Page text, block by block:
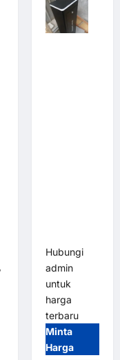
Hubungi
admin
untuk
harga
terbaru
Minta
Harga